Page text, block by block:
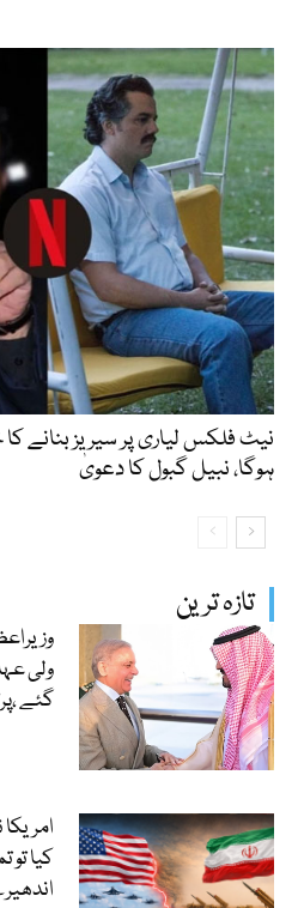
تازہ ترین
ولی
گئے
کیا
نیٹ فلکس لیاری پر سیریز بنانے کا
ہوگا، نبیل گبول کا دعویٰ